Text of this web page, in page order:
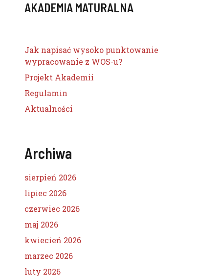
AKADEMIA MATURALNA
Jak napisać wysoko punktowanie
wypracowanie z WOS-u?
Projekt Akademii
Regulamin
Aktualności
Archiwa
sierpień 2026
lipiec 2026
czerwiec 2026
maj 2026
kwiecień 2026
marzec 2026
luty 2026